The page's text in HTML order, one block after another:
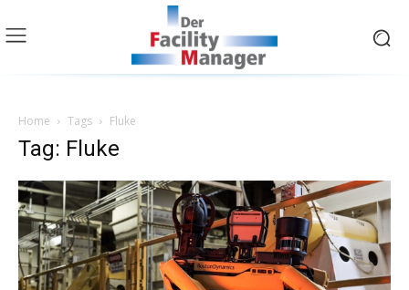
Home Tags Fluke
Tag: Fluke